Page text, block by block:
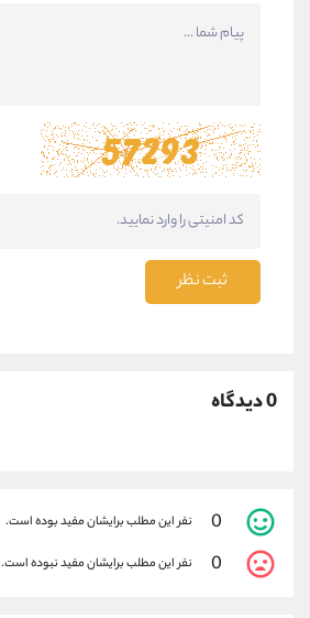
ثبت نظر
0 دیدگاه
0 نفر این مطلب برایشان مفید بوده است.
0 نفر این مطلب برایشان مفید نبوده است.